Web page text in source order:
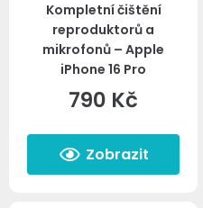
Kompletní čištění
reproduktorů a
mikrofonů – Apple
iPhone 16 Pro
790 Kč
Zobrazit